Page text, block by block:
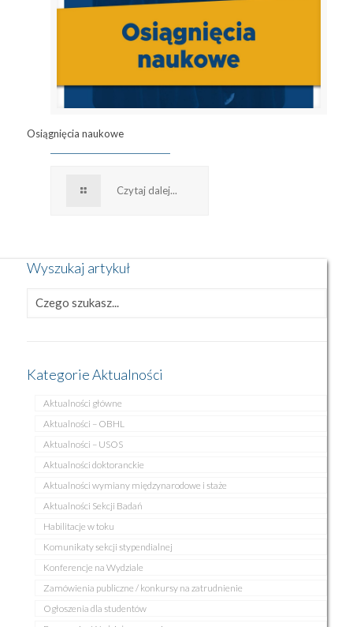
Osiągnięcia naukowe
Czytaj dalej...
Wyszukaj artykuł
Kategorie Aktualności
Aktualności główne
Aktualności – OBHL
Aktualności – USOS
Aktualności doktoranckie
Aktualności wymiany międzynarodowe i staże
Aktualności Sekcji Badań
Habilitacje w toku
Komunikaty sekcji stypendialnej
Konferencje na Wydziale
Zamówienia publiczne / konkursy na zatrudnienie
Ogłoszenia dla studentów